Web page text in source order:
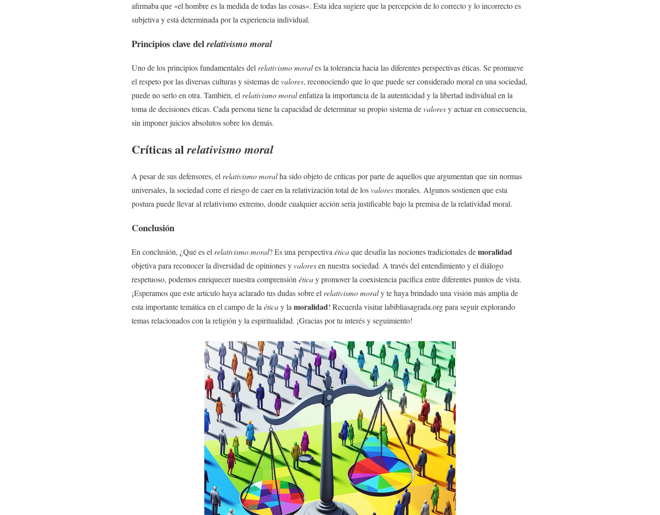
afirmaba que «el hombre es la medida de todas las cosas». Esta idea sugiere que la percepción de lo correcto y lo incorrecto es
subjetiva y está determinada por la experiencia individual.
Principios clave delrelativismo moral
Uno de los principios fundamentales del relativismo morales la tolerancia hacia las diferentes perspectivas éticas. Se promueve
el respeto por las diversas culturas y sistemas devalores, reconociendo que lo que puede ser considerado moral en una sociedad,
puede no serlo en otra. También, el relativismo moralenfatiza la importancia de la autenticidad y la libertad individual en la
toma de decisiones éticas. Cada persona tiene la capacidad de determinar su propio sistema devaloresy actuar en consecuencia,
sin imponer juicios absolutos sobre los demás.
Críticas alrelativismo moral
A pesar de sus defensores, elrelativismo moralha sido objeto de críticas por parte de aquellos que argumentan que sin normas
universales, la sociedad corre el riesgo de caer en la relativización total de losvaloresmorales. Algunos sostienen que esta
postura puede llevar al relativismo extremo, donde cualquier acción sería justificable bajo la premisa de la relatividad moral.
Conclusión
En conclusión, ¿Qué es el relativismo moral? Es una perspectiva éticaque desafía las nociones tradicionales demoralidad
objetiva para reconocer la diversidad de opiniones yvaloresen nuestra sociedad. A través del entendimiento y el diálogo
respetuoso, podemos enriquecer nuestra comprensión éticay promover la coexistencia pacífica entre diferentes puntos de vista.
¡Esperamos que este artículo haya aclarado tus dudas sobre el relativismo moraly te haya brindado una visión más amplia de
esta importante temática en el campo de la éticay la moralidad! Recuerda visitar labibliasagrada.org para seguir explorando
temas relacionados con la religión y la espiritualidad. ¡Gracias por tu interés y seguimiento!